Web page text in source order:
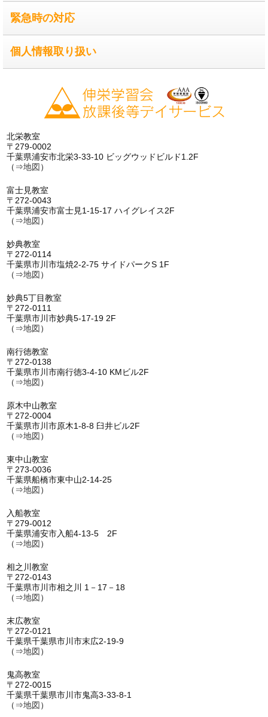
緊急時の対応
個人情報取り扱い
北栄教室
〒279-0002
千葉県浦安市北栄3-33-10 ビッグウッドビルド1.2F
（⇒地図 ）
富士見教室
〒272-0043
千葉県浦安市富士見1-15-17 ハイグレイス2F
（⇒地図 ）
妙典教室
〒272-0114
千葉県市川市塩焼2-2-75 サイドパークS 1F
（⇒地図 ）
妙典5丁目教室
〒272-0111
千葉県市川市妙典5-17-19 2F
（⇒地図 ）
南行徳教室
〒272-0138
千葉県市川市南行徳3-4-10 KMビル2F
（⇒地図 ）
原木中山教室
〒272-0004
千葉県市川市原木1-8-8 臼井ビル2F
（⇒地図 ）
東中山教室
〒273-0036
千葉県船橋市東中山2-14-25
（⇒地図 ）
入船教室
〒279-0012
千葉県浦安市入船4-13-5 2F
（⇒地図 ）
相之川教室
〒272-0143
千葉県市川市相之川 1－17－18
（⇒地図 ）
末広教室
〒272-0121
千葉県千葉県市川市末広2-19-9
（⇒地図 ）
鬼高教室
〒272-0015
千葉県千葉県市川市鬼高3-33-8-1
（⇒地図 ）